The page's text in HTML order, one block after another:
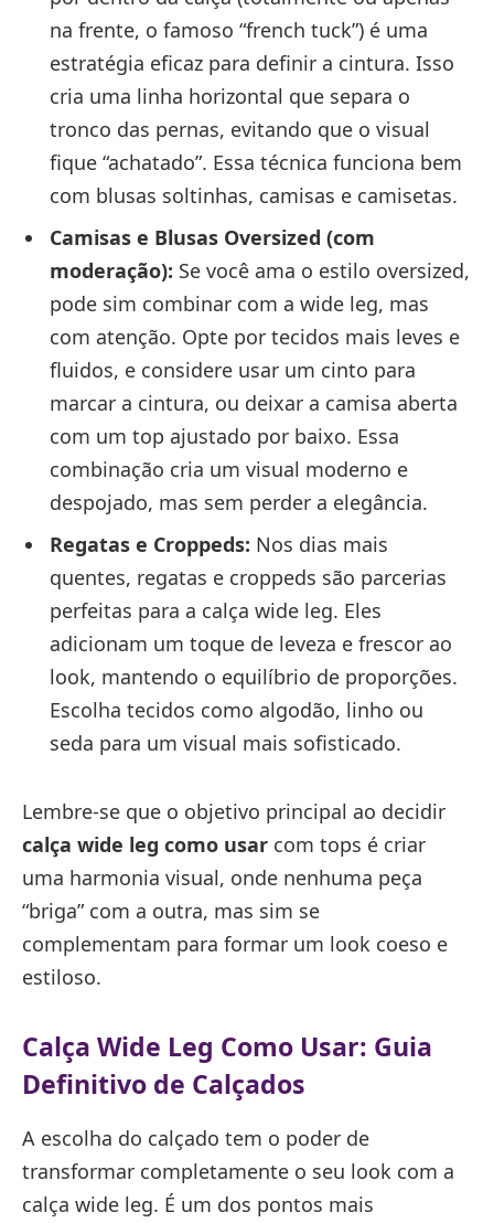
na frente, o famoso “french tuck”) é uma
estratégia eficaz para definir a cintura. Isso
cria uma linha horizontal que separa o
tronco das pernas, evitando que o visual
fique “achatado”. Essa técnica funciona bem
com blusas soltinhas, camisas e camisetas.
Camisas e Blusas Oversized (com
moderação): Se você ama o estilo oversized,
pode sim combinar com a wide leg, mas
com atenção. Opte por tecidos mais leves e
fluidos, e considere usar um cinto para
marcar a cintura, ou deixar a camisa aberta
com um top ajustado por baixo. Essa
combinação cria um visual moderno e
despojado, mas sem perder a elegância.
Regatas e Croppeds: Nos dias mais
quentes, regatas e croppeds são parcerias
perfeitas para a calça wide leg. Eles
adicionam um toque de leveza e frescor ao
look, mantendo o equilíbrio de proporções.
Escolha tecidos como algodão, linho ou
seda para um visual mais sofisticado.
Lembre-se que o objetivo principal ao decidir
calça wide leg como usar com tops é criar
uma harmonia visual, onde nenhuma peça
“briga” com a outra, mas sim se
complementam para formar um look coeso e
estiloso.
Calça Wide Leg Como Usar: Guia
Definitivo de Calçados
A escolha do calçado tem o poder de
transformar completamente o seu look com a
calça wide leg. É um dos pontos mais